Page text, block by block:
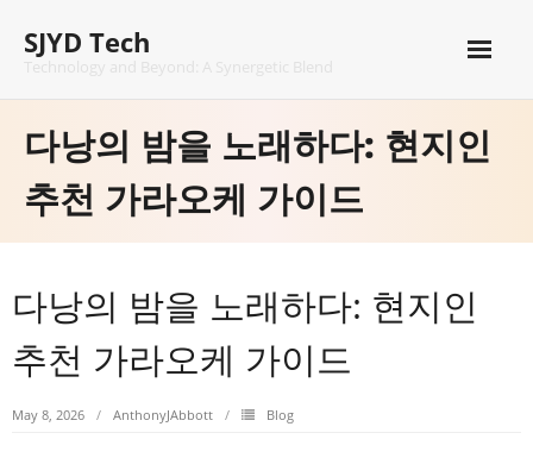
content
SJYD Tech
다낭의 밤을 노래하다: 현지인
추천 가라오케 가이드
다낭의 밤을 노래하다: 현지인
추천 가라오케 가이드
May 8, 2026 AnthonyJAbbott Blog